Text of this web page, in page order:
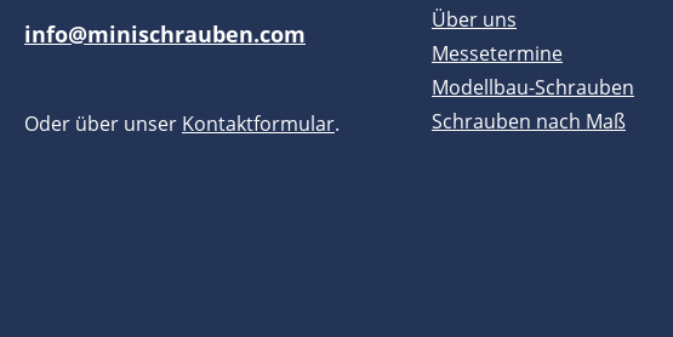
info@minischrauben.com
Oder über unser Kontaktformular.
Über uns
Messetermine
Modellbau-Schrauben
Schrauben nach Maß